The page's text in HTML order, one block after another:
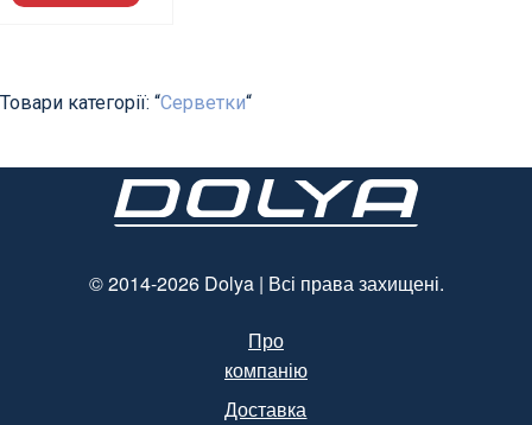
Товари категорії: “Серветки“
© 2014-2026 Dolya | Всі права захищені.
Про
компанію
Доставка